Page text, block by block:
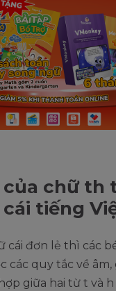
chữ th
tiếng
cái đơn lẻ thì các
các quy tắc về âm,
giữa hai từ t và